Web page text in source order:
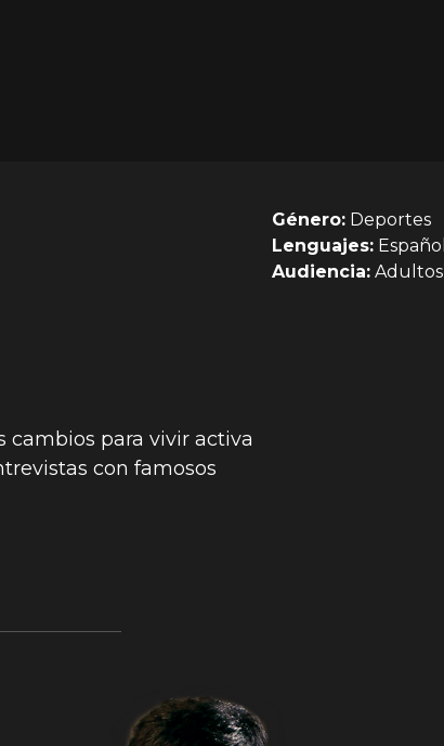
Género: Deportes
Lenguajes: Español
Audiencia: Adultos
cambios para vivir activa
con famosos